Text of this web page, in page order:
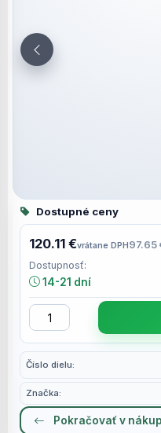
Číslo dielu:
Značka:
Dostupné ceny
120.11 €vrátane DPH97.65
Dostupnosť:
14-21 dní
Pokračovať v